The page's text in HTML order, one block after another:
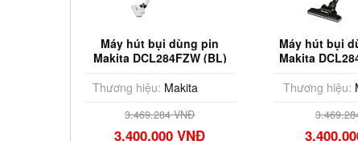
Máy hút bụi dùng pin
Makita DCL284FZW (BL)
Thương hiệu: Makita
3.469.284 VNĐ
3.400.000 VNĐ
Máy hút bụi
Makita
Thương hiệu: